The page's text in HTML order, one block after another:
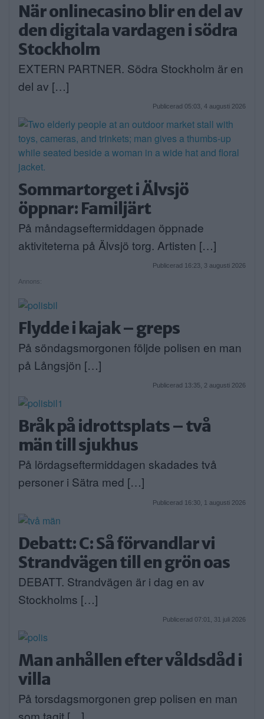
När onlinecasino blir en del av
den digitala vardagen i södra
Stockholm
EXTERN PARTNER. Södra Stockholm är en
del av […]
Publicerad 05:03, 4 augusti 2026
Sommartorget i Älvsjö
öppnar: Familjärt
På måndagseftermiddagen öppnade
aktiviteterna på Älvsjö torg. Artisten […]
Publicerad 16:23, 3 augusti 2026
Annons:
Flydde i kajak – greps
På söndagsmorgonen följde polisen en man
på Långsjön […]
Publicerad 13:35, 2 augusti 2026
Bråk på idrottsplats – två
män till sjukhus
På lördagseftermiddagen skadades två
personer i Sätra med […]
Publicerad 16:30, 1 augusti 2026
Debatt: C: Så förvandlar vi
Strandvägen till en grön oas
DEBATT. Strandvägen är i dag en av
Stockholms […]
Publicerad 07:01, 31 juli 2026
Man anhållen efter våldsdåd i
villa
På torsdagsmorgonen grep polisen en man
som tagit […]